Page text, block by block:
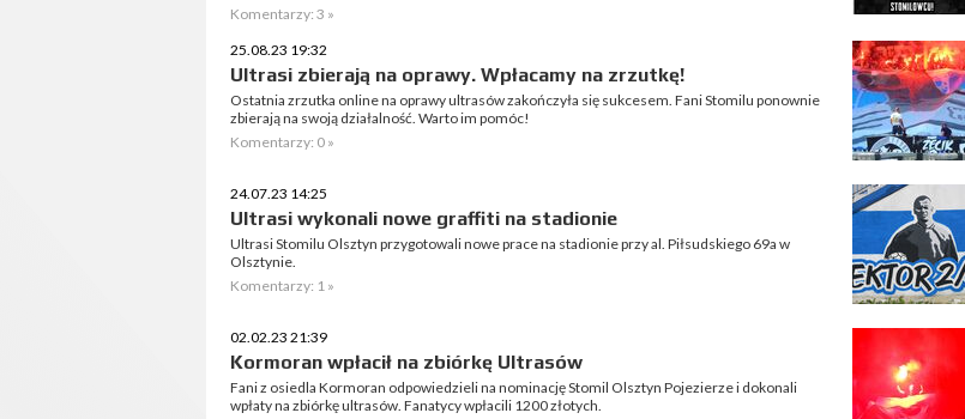
Komentarzy: 3 »
25.08.23 19:32
Ultrasi zbierają na oprawy. Wpłacamy na zrzutkę!
Ostatnia zrzutka online na oprawy ultrasów zakończyła się sukcesem. Fani Stomilu ponownie
zbierają na swoją działalność. Warto im pomóc!
Komentarzy: 0 »
24.07.23 14:25
Ultrasi wykonali nowe graffiti na stadionie
Ultrasi Stomilu Olsztyn przygotowali nowe prace na stadionie przy al. Piłsudskiego 69a w
Olsztynie.
Komentarzy: 1 »
02.02.23 21:39
Kormoran wpłacił na zbiórkę Ultrasów
Fani z osiedla Kormoran odpowiedzieli na nominację Stomil Olsztyn Pojezierze i dokonali
wpłaty na zbiórkę ultrasów. Fanatycy wpłacili 1200 złotych.